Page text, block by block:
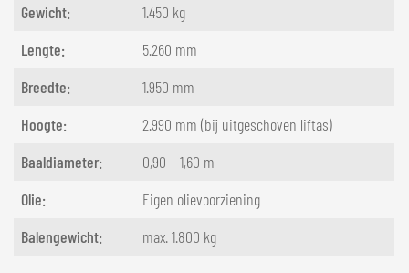
Gewicht:
1.450 kg
Lengte:
5.260 mm
Breedte:
1.950 mm
Hoogte:
2.990 mm (bij uitgeschoven liftas)
Baaldiameter:
0,90 – 1,60 m
Olie:
Eigen olievoorziening
Balengewicht:
max. 1.800 kg